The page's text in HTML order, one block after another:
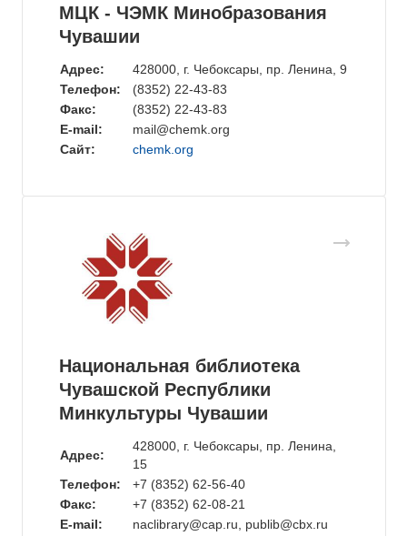
МЦК - ЧЭМК Минобразования
Чувашии
Адрес:
428000, г. Чебоксары, пр. Ленина, 9
Телефон:
(8352) 22-43-83
Факс:
(8352) 22-43-83
E-mail:
mail@chemk.org
Сайт:
chemk.org
Национальная библиотека
Чувашской Республики
Минкультуры Чувашии
Адрес:
428000, г. Чебоксары, пр. Ленина,
15
Телефон:
+7 (8352) 62-56-40
Факс:
+7 (8352) 62-08-21
E-mail:
naclibrary@cap.ru, publib@cbx.ru